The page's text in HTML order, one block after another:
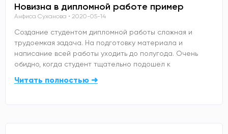
Новизна в дипломной работе пример
Анфиса Суханова 2020-05-14
Создание студентом дипломной работы сложная и
трудоемкая задача. На подготовку материала и
написание всей работы уходить до полугода. Очень
обидно, когда студент тщательно подошел к
Читать полностью ➜